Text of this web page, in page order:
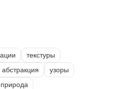
текстуры
абстракция
узоры
природа